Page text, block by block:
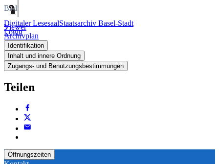
Digitaler LesesaalStaatsarchiv Basel-Stadt
Login
Bild
Viewer
Archivplan
Identifikation
Inhalt und innere Ordnung
Zugangs- und Benutzungsbestimmungen
Teilen
Öffnungszeiten